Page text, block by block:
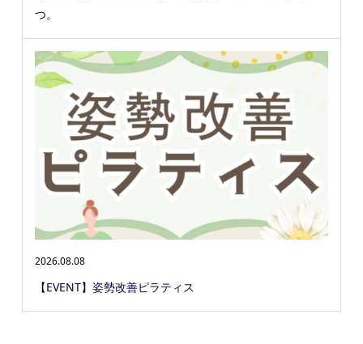
つ。
2026.08.08
【EVENT】姿勢改善ピラティス